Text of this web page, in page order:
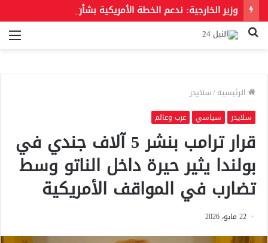
بحث
الرئيسية/سلايدر
سلايدر سياسي عرب وعالم
قرار ترامب بنشر 5 آلاف جندي في
بولندا يثير حيرة داخل الناتو وسط
تضارب في المواقف الأمريكية
22 مايو، 2026